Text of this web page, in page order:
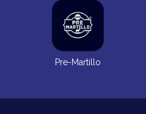
Pre-Martillo